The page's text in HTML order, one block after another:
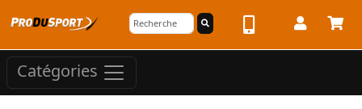
Catégories